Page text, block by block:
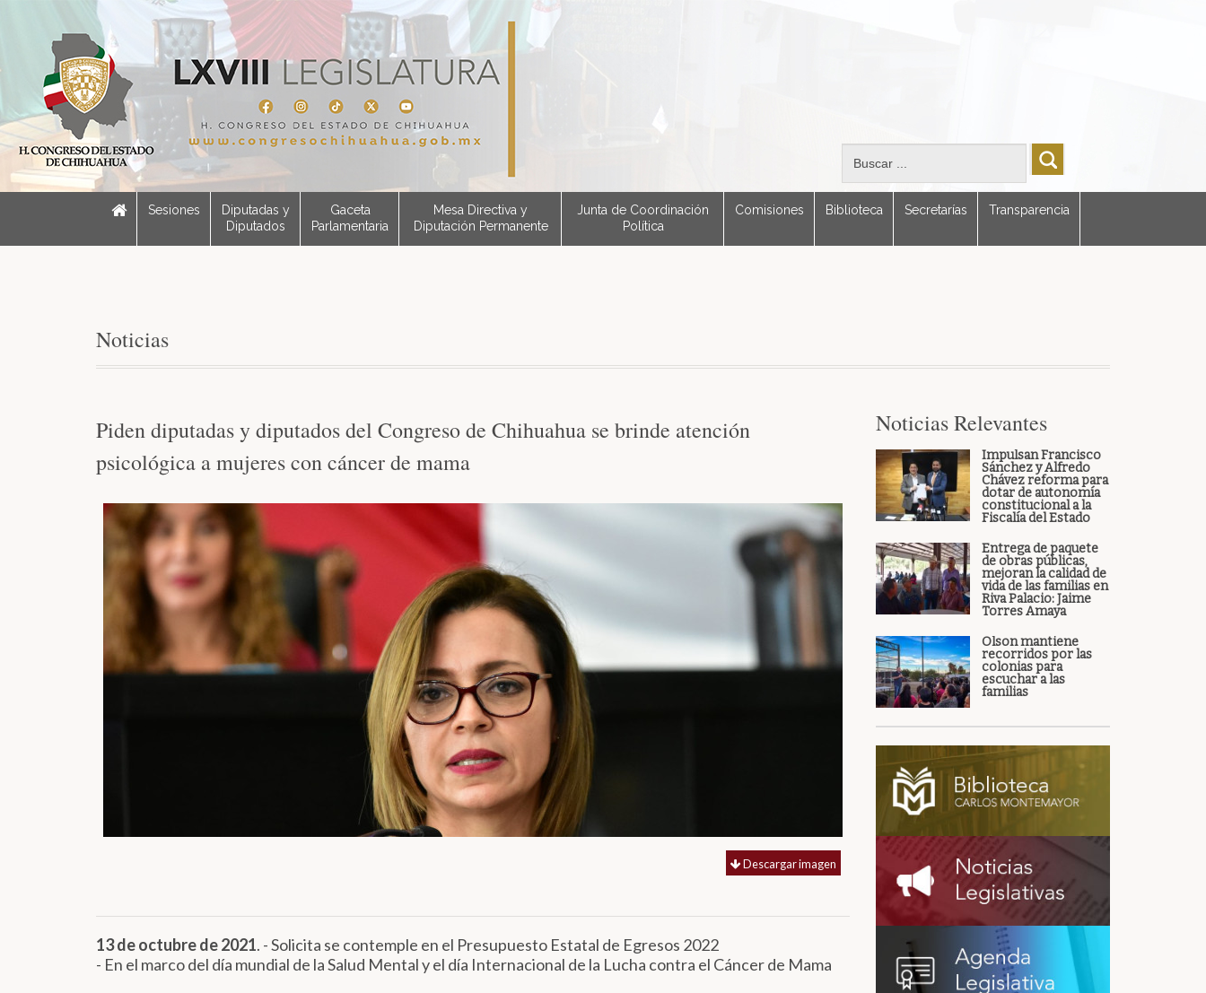
Sesiones
Diputadas y
Diputados
Gaceta
Parlamentaria
Mesa Directiva y
Diputación Permanente
Junta de Coordinación
Política
Comisiones Biblioteca Secretarías Transparencia
Noticias
Piden diputadas y diputados del Congreso de Chihuahua se brinde atención
psicológica a mujeres con cáncer de mama
Descargar imagen
13 de octubre de 2021. - Solicita se contemple en el Presupuesto Estatal de Egresos 2022
- En el marco del día mundial de la Salud Mental y el día Internacional de la Lucha contra el Cáncer de Mama
Noticias Relevantes
Impulsan Francisco
Sánchez y Alfredo
Chávez reforma para
dotar de autonomía
constitucional a la
Fiscalía del Estado
Entrega de paquete
de obras públicas,
mejoran la calidad de
vida de las familias en
Riva Palacio: Jaime
Torres Amaya
Olson mantiene
recorridos por las
colonias para
escuchar a las
familias